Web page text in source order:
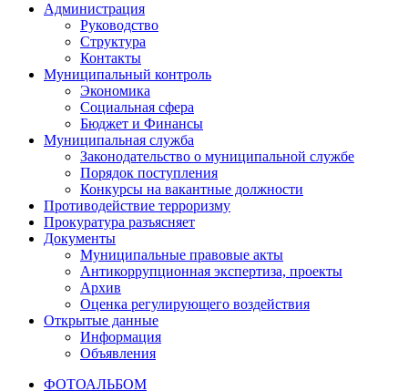
Администрация
Руководство
Структура
Контакты
Муниципальный контроль
Экономика
Социальная сфера
Бюджет и Финансы
Муниципальная служба
Законодательство о муниципальной службе
Порядок поступления
Конкурсы на вакантные должности
Противодействие терроризму
Прокуратура разъясняет
Документы
Муниципальные правовые акты
Антикоррупционная экспертиза, проекты
Архив
Оценка регулирующего воздействия
Открытые данные
Информация
Объявления
ФОТОАЛЬБОМ